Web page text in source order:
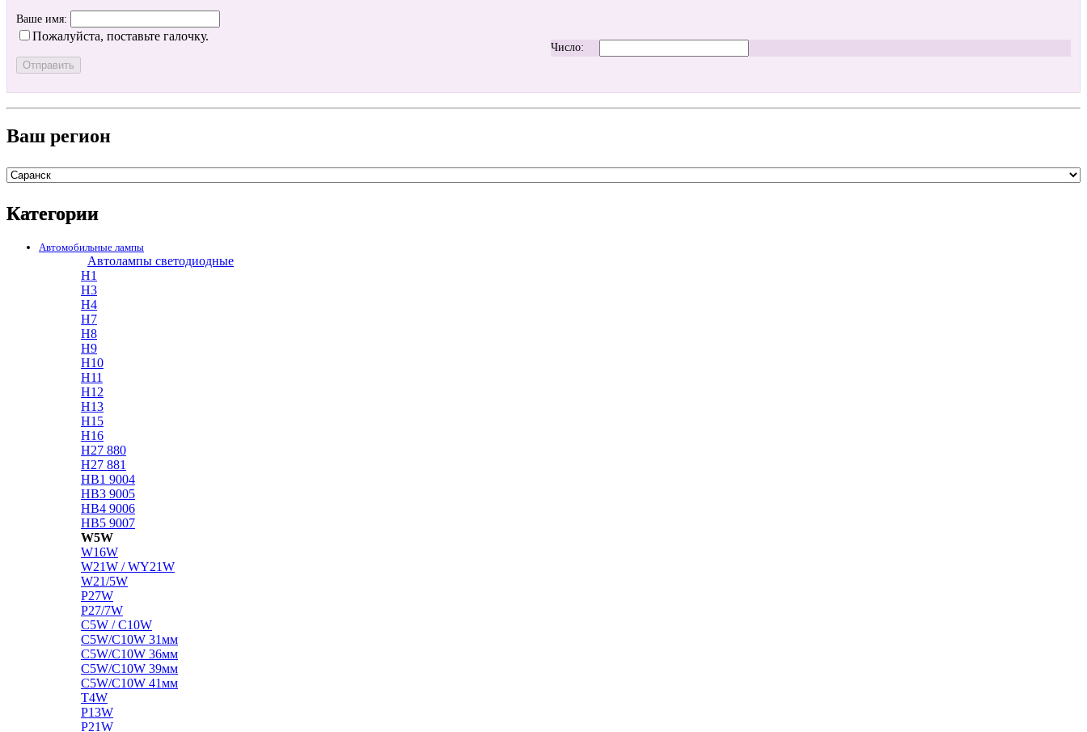
Ваше имя:
Пожалуйста, поставьте галочку.
Число:
Ваш регион
Категории
Автомобильные лампы
Автолампы светодиодные
H1
H3
H4
H7
H8
H9
H10
H11
H12
H13
H15
H16
H27 880
H27 881
HB1 9004
HB3 9005
HB4 9006
HB5 9007
W5W
W16W
W21W / WY21W
W21/5W
P27W
P27/7W
C5W / C10W
C5W/C10W 31мм
C5W/C10W 36мм
C5W/C10W 39мм
C5W/C10W 41мм
T4W
P13W
P21W